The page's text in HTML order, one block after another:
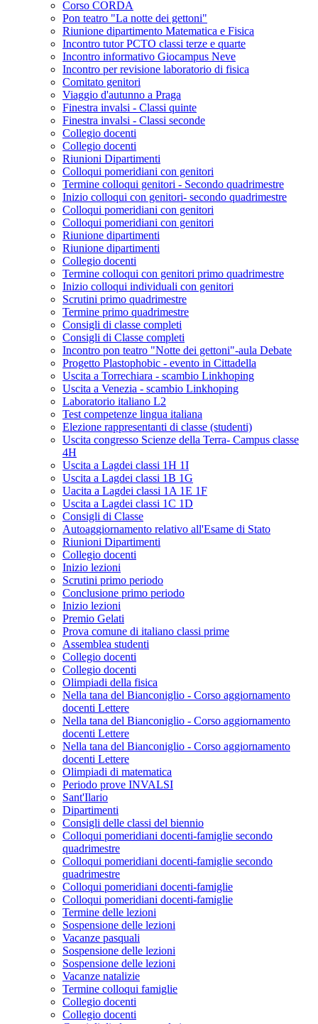
Corso CORDA
Pon teatro "La notte dei gettoni"
Riunione dipartimento Matematica e Fisica
Incontro tutor PCTO classi terze e quarte
Incontro informativo Giocampus Neve
Incontro per revisione laboratorio di fisica
Comitato genitori
Viaggio d'autunno a Praga
Finestra invalsi - Classi quinte
Finestra invalsi - Classi seconde
Collegio docenti
Collegio docenti
Riunioni Dipartimenti
Colloqui pomeridiani con genitori
Termine colloqui genitori - Secondo quadrimestre
Inizio colloqui con genitori- secondo quadrimestre
Colloqui pomeridiani con genitori
Colloqui pomeridiani con genitori
Riunione dipartimenti
Riunione dipartimenti
Collegio docenti
Termine colloqui con genitori primo quadrimestre
Inizio colloqui individuali con genitori
Scrutini primo quadrimestre
Termine primo quadrimestre
Consigli di classe completi
Consigli di Classe completi
Incontro pon teatro "Notte dei gettoni"-aula Debate
Progetto Plastophobic - evento in Cittadella
Uscita a Torrechiara - scambio Linkhoping
Uscita a Venezia - scambio Linkhoping
Laboratorio italiano L2
Test competenze lingua italiana
Elezione rappresentanti di classe (studenti)
Uscita congresso Scienze della Terra- Campus classe
4H
Uscita a Lagdei classi 1H 1I
Uscita a Lagdei classi 1B 1G
Uacita a Lagdei classi 1A 1E 1F
Uscita a Lagdei classi 1C 1D
Consigli di Classe
Autoaggiornamento relativo all'Esame di Stato
Riunioni Dipartimenti
Collegio docenti
Inizio lezioni
Scrutini primo periodo
Conclusione primo periodo
Inizio lezioni
Premio Gelati
Prova comune di italiano classi prime
Assemblea studenti
Collegio docenti
Collegio docenti
Olimpiadi della fisica
Nella tana del Bianconiglio - Corso aggiornamento
docenti Lettere
Nella tana del Bianconiglio - Corso aggiornamento
docenti Lettere
Nella tana del Bianconiglio - Corso aggiornamento
docenti Lettere
Olimpiadi di matematica
Periodo prove INVALSI
Sant'Ilario
Dipartimenti
Consigli delle classi del biennio
Colloqui pomeridiani docenti-famiglie secondo
quadrimestre
Colloqui pomeridiani docenti-famiglie secondo
quadrimestre
Colloqui pomeridiani docenti-famiglie
Colloqui pomeridiani docenti-famiglie
Termine delle lezioni
Sospensione delle lezioni
Vacanze pasquali
Sospensione delle lezioni
Sospensione delle lezioni
Vacanze natalizie
Termine colloqui famiglie
Collegio docenti
Collegio docenti